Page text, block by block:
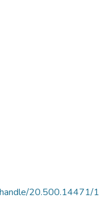
20.500.14471/1